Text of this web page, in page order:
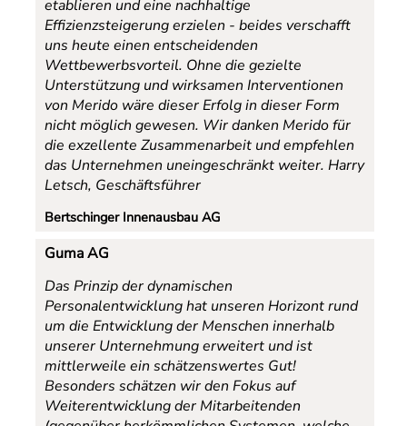
etablieren und eine nachhaltige
Effizienzsteigerung erzielen - beides verschafft
uns heute einen entscheidenden
Wettbewerbsvorteil. Ohne die gezielte
Unterstützung und wirksamen Interventionen
von Merido wäre dieser Erfolg in dieser Form
nicht möglich gewesen. Wir danken Merido für
die exzellente Zusammenarbeit und empfehlen
das Unternehmen uneingeschränkt weiter.Harry
Letsch, Geschäftsführer
Bertschinger Innenausbau AG
Guma AG
Das Prinzip der dynamischen
Personalentwicklung hat unseren Horizont rund
um die Entwicklung der Menschen innerhalb
unserer Unternehmung erweitert und ist
mittlerweile ein schätzenswertes Gut!
Besonders schätzen wir den Fokus auf
Weiterentwicklung der Mitarbeitenden